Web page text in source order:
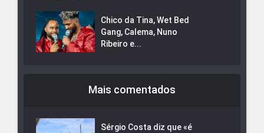
Chico da Tina, Wet Bed
Gang, Calema, Nuno
Ribeiro e...
Mais comentados
Sérgio Costa diz que «é